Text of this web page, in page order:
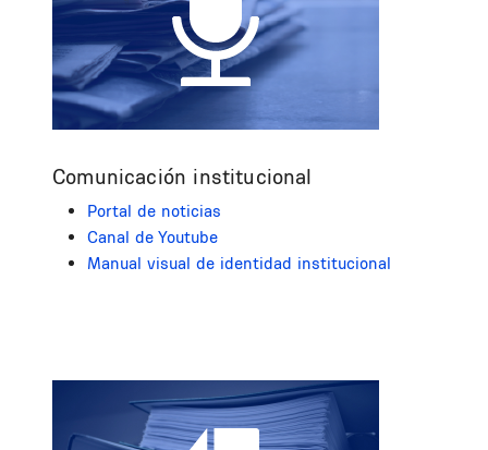
Comunicación institucional
Portal de noticias
Canal de Youtube
Manual visual de identidad institucional